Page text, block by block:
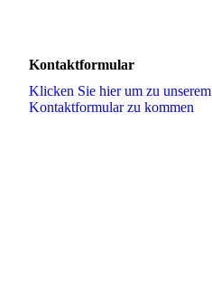
Kontaktformular
Klicken Sie hier um zu unserem
Kon­takt­for­mu­lar zu kommen